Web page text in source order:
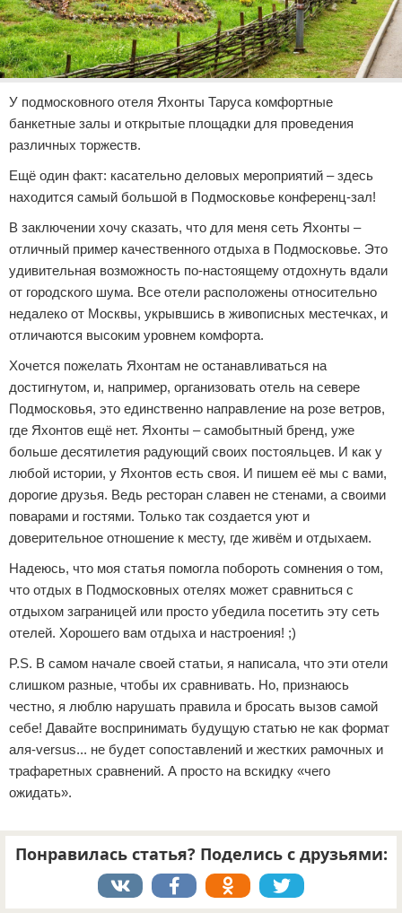
У подмосковного отеля Яхонты Таруса комфортные
банкетные залы и открытые площадки для проведения
различных торжеств.
Ещё один факт: касательно деловых мероприятий – здесь
находится самый большой в Подмосковье конференц-зал!
В заключении хочу сказать, что для меня сеть Яхонты –
отличный пример качественного отдыха в Подмосковье. Это
удивительная возможность по-настоящему отдохнуть вдали
от городского шума. Все отели расположены относительно
недалеко от Москвы, укрывшись в живописных местечках, и
отличаются высоким уровнем комфорта.
Хочется пожелать Яхонтам не останавливаться на
достигнутом, и, например, организовать отель на севере
Подмосковья, это единственно направление на розе ветров,
где Яхонтов ещё нет. Яхонты – самобытный бренд, уже
больше десятилетия радующий своих постояльцев. И как у
любой истории, у Яхонтов есть своя. И пишем её мы с вами,
дорогие друзья. Ведь ресторан славен не стенами, а своими
поварами и гостями. Только так создается уют и
доверительное отношение к месту, где живём и отдыхаем.
Надеюсь, что моя статья помогла побороть сомнения о том,
что отдых в Подмосковных отелях может сравниться с
отдыхом заграницей или просто убедила посетить эту сеть
отелей. Хорошего вам отдыха и настроения! ;)
P.S. В самом начале своей статьи, я написала, что эти отели
слишком разные, чтобы их сравнивать. Но, признаюсь
честно, я люблю нарушать правила и бросать вызов самой
себе! Давайте воспринимать будущую статью не как формат
аля-versus... не будет сопоставлений и жестких рамочных и
трафаретных сравнений. А просто на вскидку «чего
ожидать».
Понравилась статья? Поделись с друзьями: